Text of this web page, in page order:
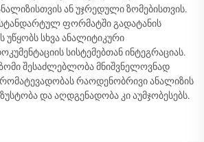
ან უჯრედული ზომებისთვის.
სტანდარტულ ფორმატში გადატანის
სხვა ანალიტიკური
სისტემებთან ინტეგრაციას.
შესაძლებლობა მნიშვნელოვნად
რაოდენობრივი ანალიზის
და აღდგენადობა კი აუმჯობესებს.